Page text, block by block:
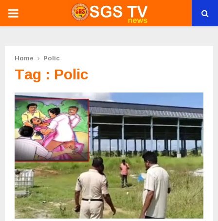
PRIMARY
Home Polic
Tag : Polic